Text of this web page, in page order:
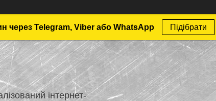
через Telegram, Viber або WhatsApp Підібрати
інтернет-